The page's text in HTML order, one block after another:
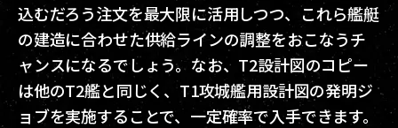
込むだろう注文を最大限に活用しつつ、これら艦艇
の建造に合わせた供給ラインの調整をおこなうチ
ャンスになるでしょう。なお、T2設計図のコピー
は他のT2艦と同じく、T1攻城艦用設計図の発明ジ
ョブを実施することで、一定確率で入手できます。